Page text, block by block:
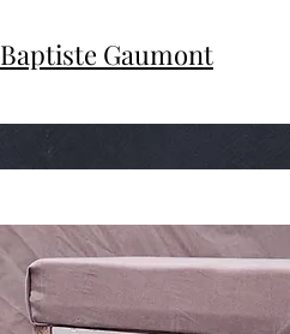
Baptiste Gaumont